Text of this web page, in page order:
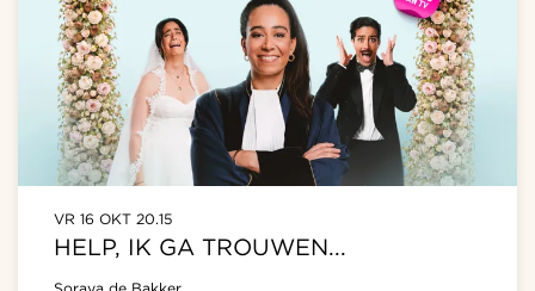
HELP, IK GA TROUWEN...
VR 16 OKT 20.15